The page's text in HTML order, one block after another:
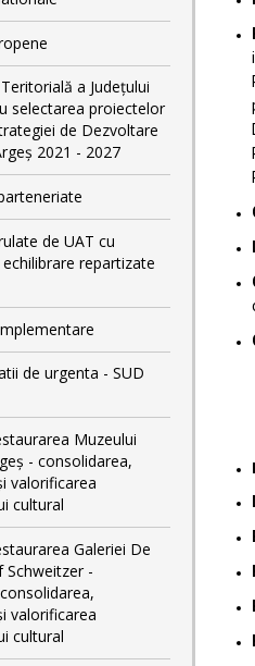
a Județului
selectarea proiectelor
de Dezvoltare
2021 - 2027
de UAT cu
repartizate
de urgenta - SUD
Muzeului
- consolidarea,
valorificarea
cultural
Galeriei De
Schweitzer -
valorificarea
cultural